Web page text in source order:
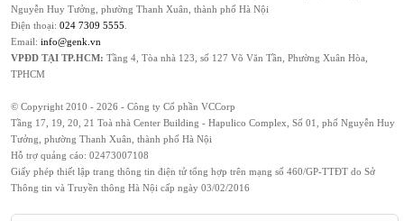
Nguyễn Huy Tưởng, phường Thanh Xuân, thành phố Hà Nội
Điện thoại: 024 7309 5555
Email: info@genk.vn
VPĐD TẠI TP.HCM: Tầng 4, Tòa nhà 123, số 127 Võ Văn Tần, Phường Xuân Hòa,
TPHCM
© Copyright 2010 - 2026 - Công ty Cổ phần VCCorp
Tầng 17, 19, 20, 21 Toà nhà Center Building - Hapulico Complex, Số 01, phố Nguyễn Huy
Tưởng, phường Thanh Xuân, thành phố Hà Nội
Hỗ trợ quảng cáo: 02473007108
Giấy phép thiết lập trang thông tin điện tử tổng hợp trên mạng số 460/GP-TTĐT do Sở
Thông tin và Truyền thông Hà Nội cấp ngày 03/02/2016